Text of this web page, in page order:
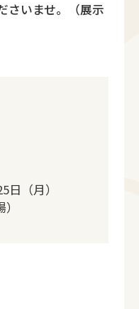
さいませ。（展示
日（月）